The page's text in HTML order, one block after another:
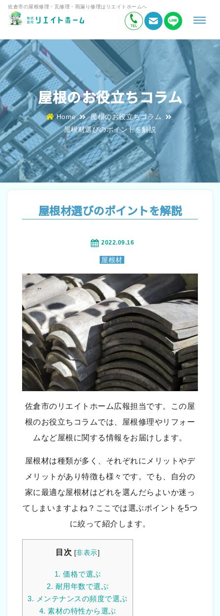
佐倉市の屋根修理・瓦修理・雨漏り修理はリエイトホームへ
屋根のお役立ちコラム
Home
屋根のお役立ちコラム
屋根材選びのポイントを解説
屋根材選びのポイントを解説
2022.09.16
屋根材
佐倉市のリエイトホーム広報担当です。この屋
根のお役立ちコラムでは、屋根修理やリフォー
ムなど屋根に関する情報をお届けします。
屋根材は種類が多く、それぞれにメリットやデ
メリットがあり特徴も様々です。でも、自分の
家に最適な屋根材はどれを選んだらよいか迷っ
てしまいますよね？ここでは選ぶポイントを5つ
に絞って紹介します。
目次 [非表示]
1. 価格で選ぶ
2. 耐用年数で選ぶ
3. メンテナンスの頻度で選ぶ
4. 素材の特性から選ぶ